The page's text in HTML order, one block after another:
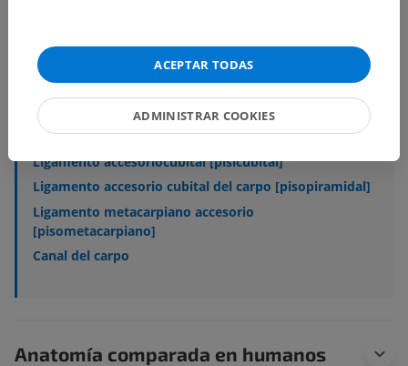
Articulación del hueso accesorio del carpo [hueso
pisiforme]
Estructuras subyacentes:
Capsula articular
Ligamento accesoriocubital [pisicubital]
Ligamento accesorio cubital del carpo [pisopiramidal]
Ligamento metacarpiano accesorio
[pisometacarpiano]
Canal del carpo
Anatomía comparada en humanos
ACEPTAR TODAS
ADMINISTRAR COOKIES